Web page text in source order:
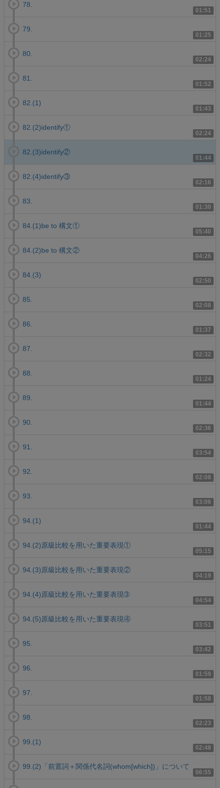
01:51
78.
01:25
79.
02:24
80.
01:52
81.
01:43
82.(1)
02:24
82.(2)identify①
01:44
82.(3)identify②
02:16
82.(4)identify③
01:30
83.
05:40
84.(1)be to 構文①
04:26
84.(2)be to 構文②
02:50
84.(3)
02:08
85.
01:37
86.
02:32
87.
01:24
88.
01:44
89.
02:36
90.
03:54
91.
02:08
92.
03:06
93.
01:44
94.(1)
05:15
94.(2)原級比較を用いた重要表現①
04:19
94.(3)原級比較を用いた重要表現②
04:54
94.(4)原級比較を用いた重要表現➂
03:51
94.(5)原級比較を用いた重要表現④
03:42
95.
01:59
96.
01:58
97.
02:23
98.
02:48
99.(1)
06:55
99.(2)「前置詞＋関係代名詞(whom[which])」について